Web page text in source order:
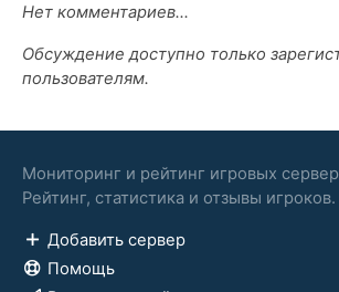
Нет комментариев...
Обсуждение доступно только
пользователям.
Мониторинг и рейтинг игровых
Рейтинг, статистика и отзывы игроков.
Добавить сервер
Помощь